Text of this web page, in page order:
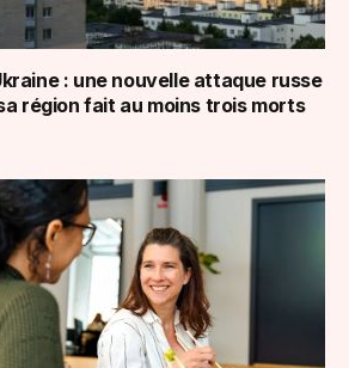
: une nouvelle attaque russe
région fait au moins trois morts